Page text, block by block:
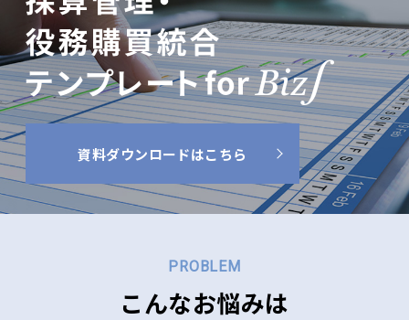
資料ダウンロードはこちら
PROBLEM
こんなお悩みは